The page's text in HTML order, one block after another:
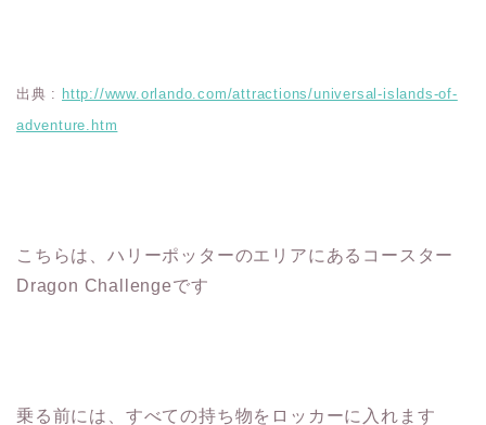
出典 : http://www.orlando.com/attractions/universal-islands-of-
adventure.htm
こちらは、ハリーポッターのエリアにあるコースター
Dragon Challengeです
乗る前には、すべての持ち物をロッカーに入れます